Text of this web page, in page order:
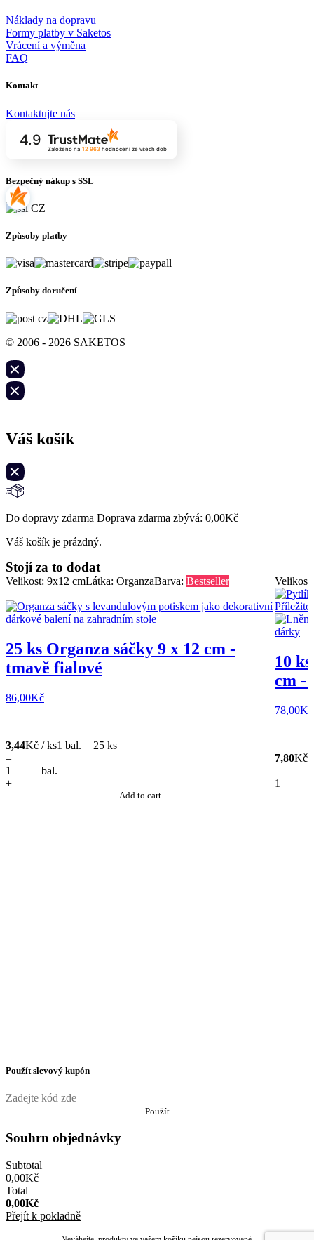
Náklady na dopravu
Formy platby v Saketos
Vrácení a výměna
FAQ
Kontakt
Kontaktujte nás
4.9
Založeno na 12 963hodnocení ze všech dob
Bezpečný nákup s SSL
Způsoby platby
Způsoby doručení
© 2006 - 2026 SAKETOS
Váš košík
Do dopravy zdarma Doprava zdarma zbývá: 0,00Kč
Váš košík je prázdný.
Stojí za to dodat
Velikost: 9x12 cmLátka: OrganzaBarva: Bestseller
25 ks Organza sáčky 9 x 12 cm -
tmavě fialové
86,00Kč
3,44Kč / ks1 bal. = 25 ks
–
bal.
+
Add to cart
10
cm -
78,00Kč
7,80Kč
–
+
Použít slevový kupón
Použít
Souhrn objednávky
Subtotal
0,00Kč
Total
0,00Kč
Přejít k pokladně